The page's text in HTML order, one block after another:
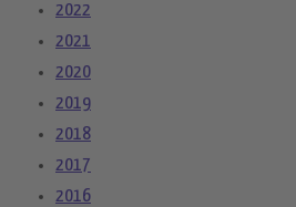
2022
2021
2020
2019
2018
2017
2016